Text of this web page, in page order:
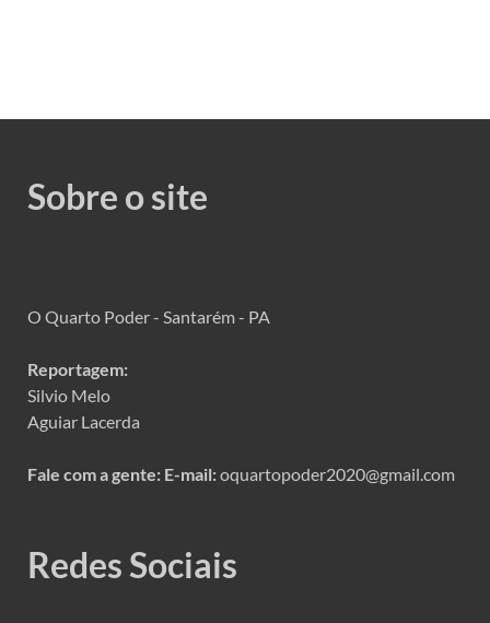
Sobre o site
O Quarto Poder - Santarém - PA
Reportagem:
Silvio Melo
Aguiar Lacerda
Fale com a gente: E-mail:oquartopoder2020@gmail.com
Redes Sociais